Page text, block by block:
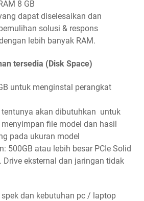
8 GB
dapat diselesaikan dan
solusi & respons
lebih banyak RAM.
tersedia (Disk Space)
untuk menginstal perangkat
akan dibutuhkan untuk
file model dan hasil
pada ukuran model
500GB atau lebih besar PCIe Solid
Drive eksternal dan jaringan tidak
dan kebutuhan pc / laptop